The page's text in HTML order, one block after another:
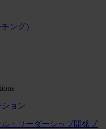
ング）
ション
・リーダーシップ開発プ